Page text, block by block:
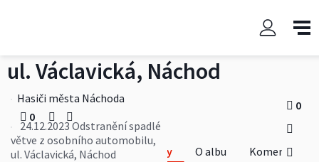
24.12.2023 Odstranění spadlé
větve z osobního automobilu,
ul. Václavická, Náchod
Hasiči města Náchoda
0
24.12.2023 Odstranění spadlé
větve z osobního automobilu,
ul. Václavická, Náchod
Fotky O albu Komentáře
0